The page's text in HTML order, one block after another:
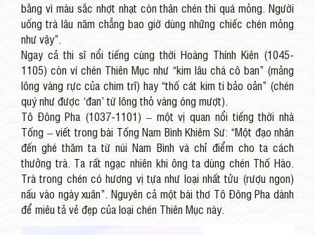
bằng vì màu sắc nhợt nhạt còn thân chén thì quá mỏng. Người
uống trà lâu năm chẳng bao giờ dùng những chiếc chén mỏng
như vậy”.
Ngay cả thi sĩ nổi tiếng cùng thời Hoàng Thính Kiên (1045-
1105) còn ví chén Thiên Mục như “kim lâu chá cô ban” (mảng
lông vàng rực của chim trĩ) hay “thố cát kim ti bảo oản” (chén
quý như được ‘đan’ từ lông thỏ vàng óng mượt).
Tô Đông Pha (1037-1101) – một vị quan nổi tiếng thời nhà
Tống – viết trong bài Tống Nam Bình Khiêm Sư: “Một đạo nhân
đến ghé thăm ta từ núi Nam Bình và chỉ điểm cho ta cách
thưởng trà. Ta rất ngạc nhiên khi ông ta dùng chén Thố Hào.
Trà trong chén có hương vị tựa như loại nhất tửu (rượu ngon)
nấu vào ngày xuân”. Nguyên cả một bài thơ Tô Đông Pha dành
để miêu tả vẻ đẹp của loại chén Thiên Mục này.